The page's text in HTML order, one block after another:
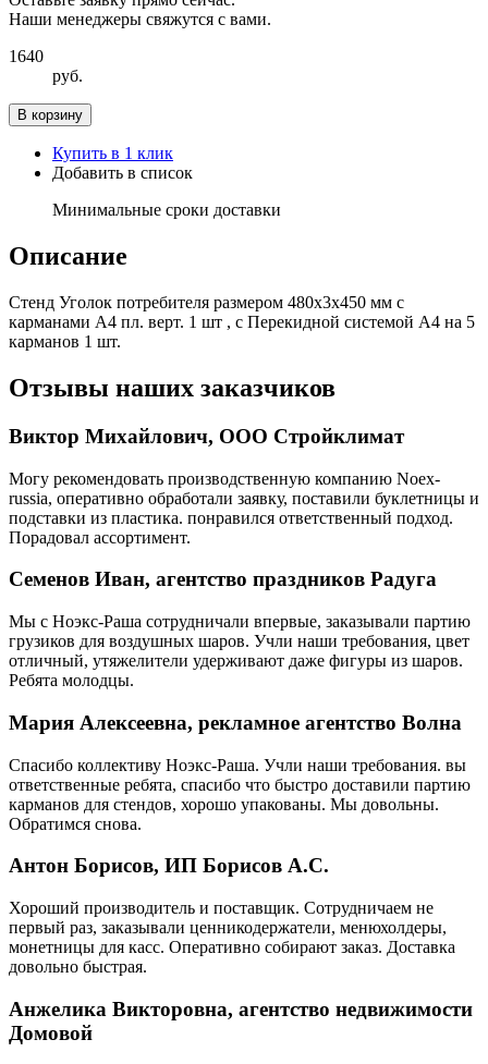
Наши менеджеры свяжутся с вами.
1640
руб.
В корзину
Купить в 1 клик
Добавить в список
Минимальные сроки доставки
Описание
Стенд Уголок потребителя размером 480х3х450 мм с
карманами А4 пл. верт. 1 шт , с Перекидной системой А4 на 5
карманов 1 шт.
Отзывы наших заказчиков
Виктор Михайлович, ООО Стройклимат
Могу рекомендовать производственную компанию Noex-
russia, оперативно обработали заявку, поставили буклетницы и
подставки из пластика. понравился ответственный подход.
Порадовал ассортимент.
Семенов Иван, агентство праздников Радуга
Мы с Ноэкс-Раша сотрудничали впервые, заказывали партию
грузиков для воздушных шаров. Учли наши требования, цвет
отличный, утяжелители удерживают даже фигуры из шаров.
Ребята молодцы.
Мария Алексеевна, рекламное агентство Волна
Спасибо коллективу Ноэкс-Раша. Учли наши требования. вы
ответственные ребята, спасибо что быстро доставили партию
карманов для стендов, хорошо упакованы. Мы довольны.
Обратимся снова.
Антон Борисов, ИП Борисов А.С.
Хороший производитель и поставщик. Сотрудничаем не
первый раз, заказывали ценникодержатели, менюхолдеры,
монетницы для касс. Оперативно собирают заказ. Доставка
довольно быстрая.
Анжелика Викторовна, агентство недвижимости
Домовой